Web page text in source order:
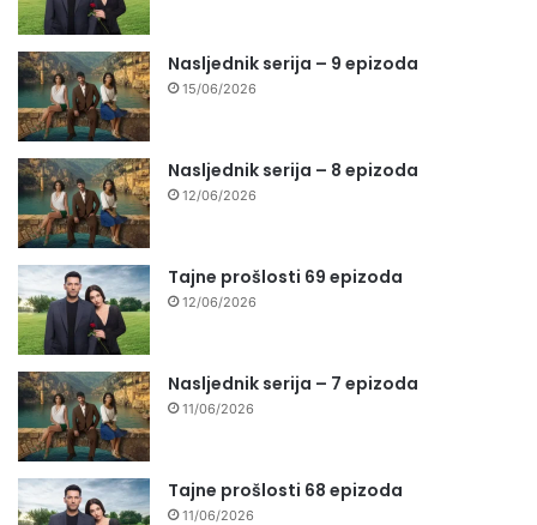
Nasljednik serija – 9 epizoda
15/06/2026
Nasljednik serija – 8 epizoda
12/06/2026
Tajne prošlosti 69 epizoda
12/06/2026
Nasljednik serija – 7 epizoda
11/06/2026
Tajne prošlosti 68 epizoda
11/06/2026